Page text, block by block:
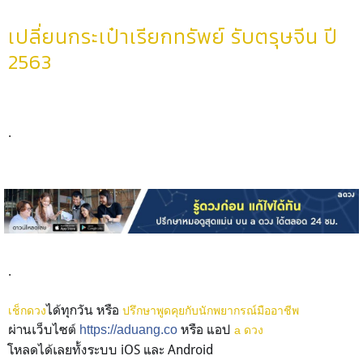
เปลี่ยนกระเป๋าเรียกทรัพย์ รับตรุษจีน ปี
2563
.
.
เช็กดวงได้ทุกวัน หรือ ปรึกษาพูดคุยกับนักพยากรณ์มืออาชีพ
ผ่านเว็บไซต์ https://aduang.co หรือ แอป a ดวง
โหลดได้เลยทั้งระบบ iOS และ Android